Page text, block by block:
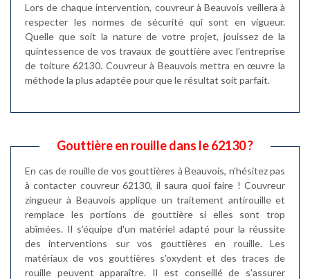
Lors de chaque intervention, couvreur à Beauvois veillera à
respecter les normes de sécurité qui sont en vigueur.
Quelle que soit la nature de votre projet, jouissez de la
quintessence de vos travaux de gouttière avec l’entreprise
de toiture 62130. Couvreur à Beauvois mettra en œuvre la
méthode la plus adaptée pour que le résultat soit parfait.
Gouttière en rouille dans le 62130 ?
En cas de rouille de vos gouttières à Beauvois, n’hésitez pas
à contacter couvreur 62130, il saura quoi faire ! Couvreur
zingueur à Beauvois applique un traitement antirouille et
remplace les portions de gouttière si elles sont trop
abîmées. Il s’équipe d'un matériel adapté pour la réussite
des interventions sur vos gouttières en rouille. Les
matériaux de vos gouttières s'oxydent et des traces de
rouille peuvent apparaître. Il est conseillé de s'assurer